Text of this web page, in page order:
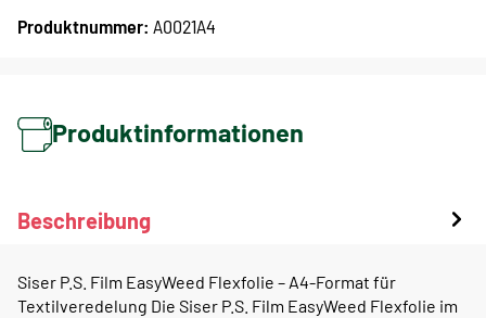
Produktnummer: A0021A4
Produktinformationen
Beschreibung
Siser P.S. Film EasyWeed Flexfolie – A4-Format für
Textilveredelung Die Siser P.S. Film EasyWeed Flexfolie im